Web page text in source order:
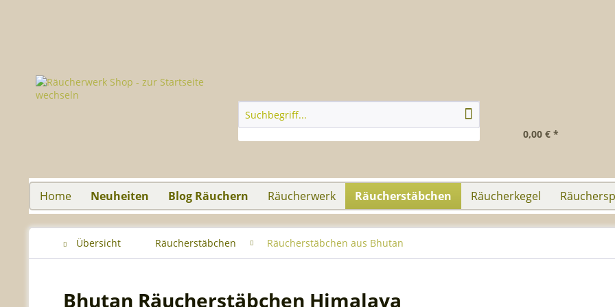
0,00 € *
Home Neuheiten Blog Räuchern Räucherwerk Räucherstäbchen Räucherkegel
Übersicht Räucherstäbchen Räucherstäbchen aus Bhutan
Bhutan Räucherstäbchen Himalaya